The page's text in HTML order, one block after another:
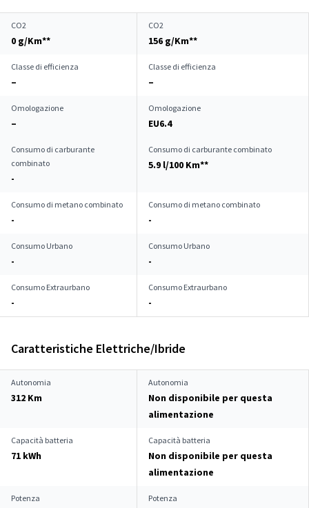
CO2
0 g/Km**
CO2
156 g/Km**
Classe di efficienza
–
Classe di efficienza
–
Omologazione
–
Omologazione
EU6.4
Consumo di carburante
combinato
-
Consumo di carburante combinato
5.9 l/100 Km**
Consumo di metano combinato
-
Consumo di metano combinato
-
Consumo Urbano
-
Consumo Urbano
-
Consumo Extraurbano
-
Consumo Extraurbano
-
Caratteristiche Elettriche/Ibride
Autonomia
312 Km
Autonomia
Non disponibile per questa
alimentazione
Capacità batteria
71 kWh
Capacità batteria
Non disponibile per questa
alimentazione
Potenza Potenza